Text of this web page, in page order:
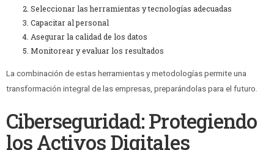
Seleccionar las herramientas y tecnologías adecuadas
Capacitar al personal
Asegurar la calidad de los datos
Monitorear y evaluar los resultados
La combinación de estas herramientas y metodologías permite una
transformación integral de las empresas, preparándolas para el futuro.
Ciberseguridad: Protegiendo
los Activos Digitales